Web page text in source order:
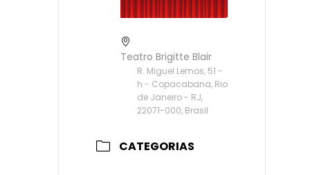
Teatro Brigitte Blair
R. Miguel Lemos, 51 -
h - Copacabana, Rio
de Janeiro - RJ,
22071-000, Brasil
CATEGORIAS